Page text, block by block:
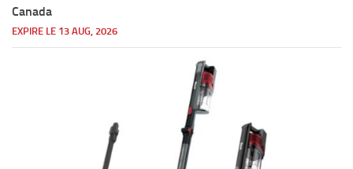
Canada
EXPIRE LE 13 AUG, 2026